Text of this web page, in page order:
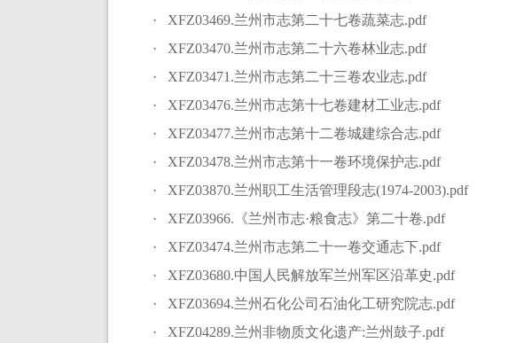
· XFZ03469.兰州市志第二十七卷蔬菜志.pdf
· XFZ03470.兰州市志第二十六卷林业志.pdf
· XFZ03471.兰州市志第二十三卷农业志.pdf
· XFZ03476.兰州市志第十七卷建材工业志.pdf
· XFZ03477.兰州市志第十二卷城建综合志.pdf
· XFZ03478.兰州市志第十一卷环境保护志.pdf
· XFZ03870.兰州职工生活管理段志(1974-2003).pdf
· XFZ03966.《兰州市志·粮食志》第二十卷.pdf
· XFZ03474.兰州市志第二十一卷交通志下.pdf
· XFZ03680.中国人民解放军兰州军区沿革史.pdf
· XFZ03694.兰州石化公司石油化工研究院志.pdf
· XFZ04289.兰州非物质文化遗产:兰州鼓子.pdf